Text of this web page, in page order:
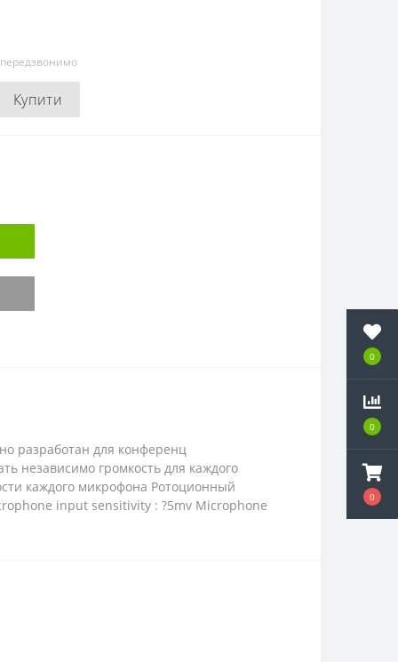
0
0
0
Купити
разработан для конференц
независимо громкость для каждого
каждого микрофона Ротоционный
input sensitivity : ?5mv Microphone